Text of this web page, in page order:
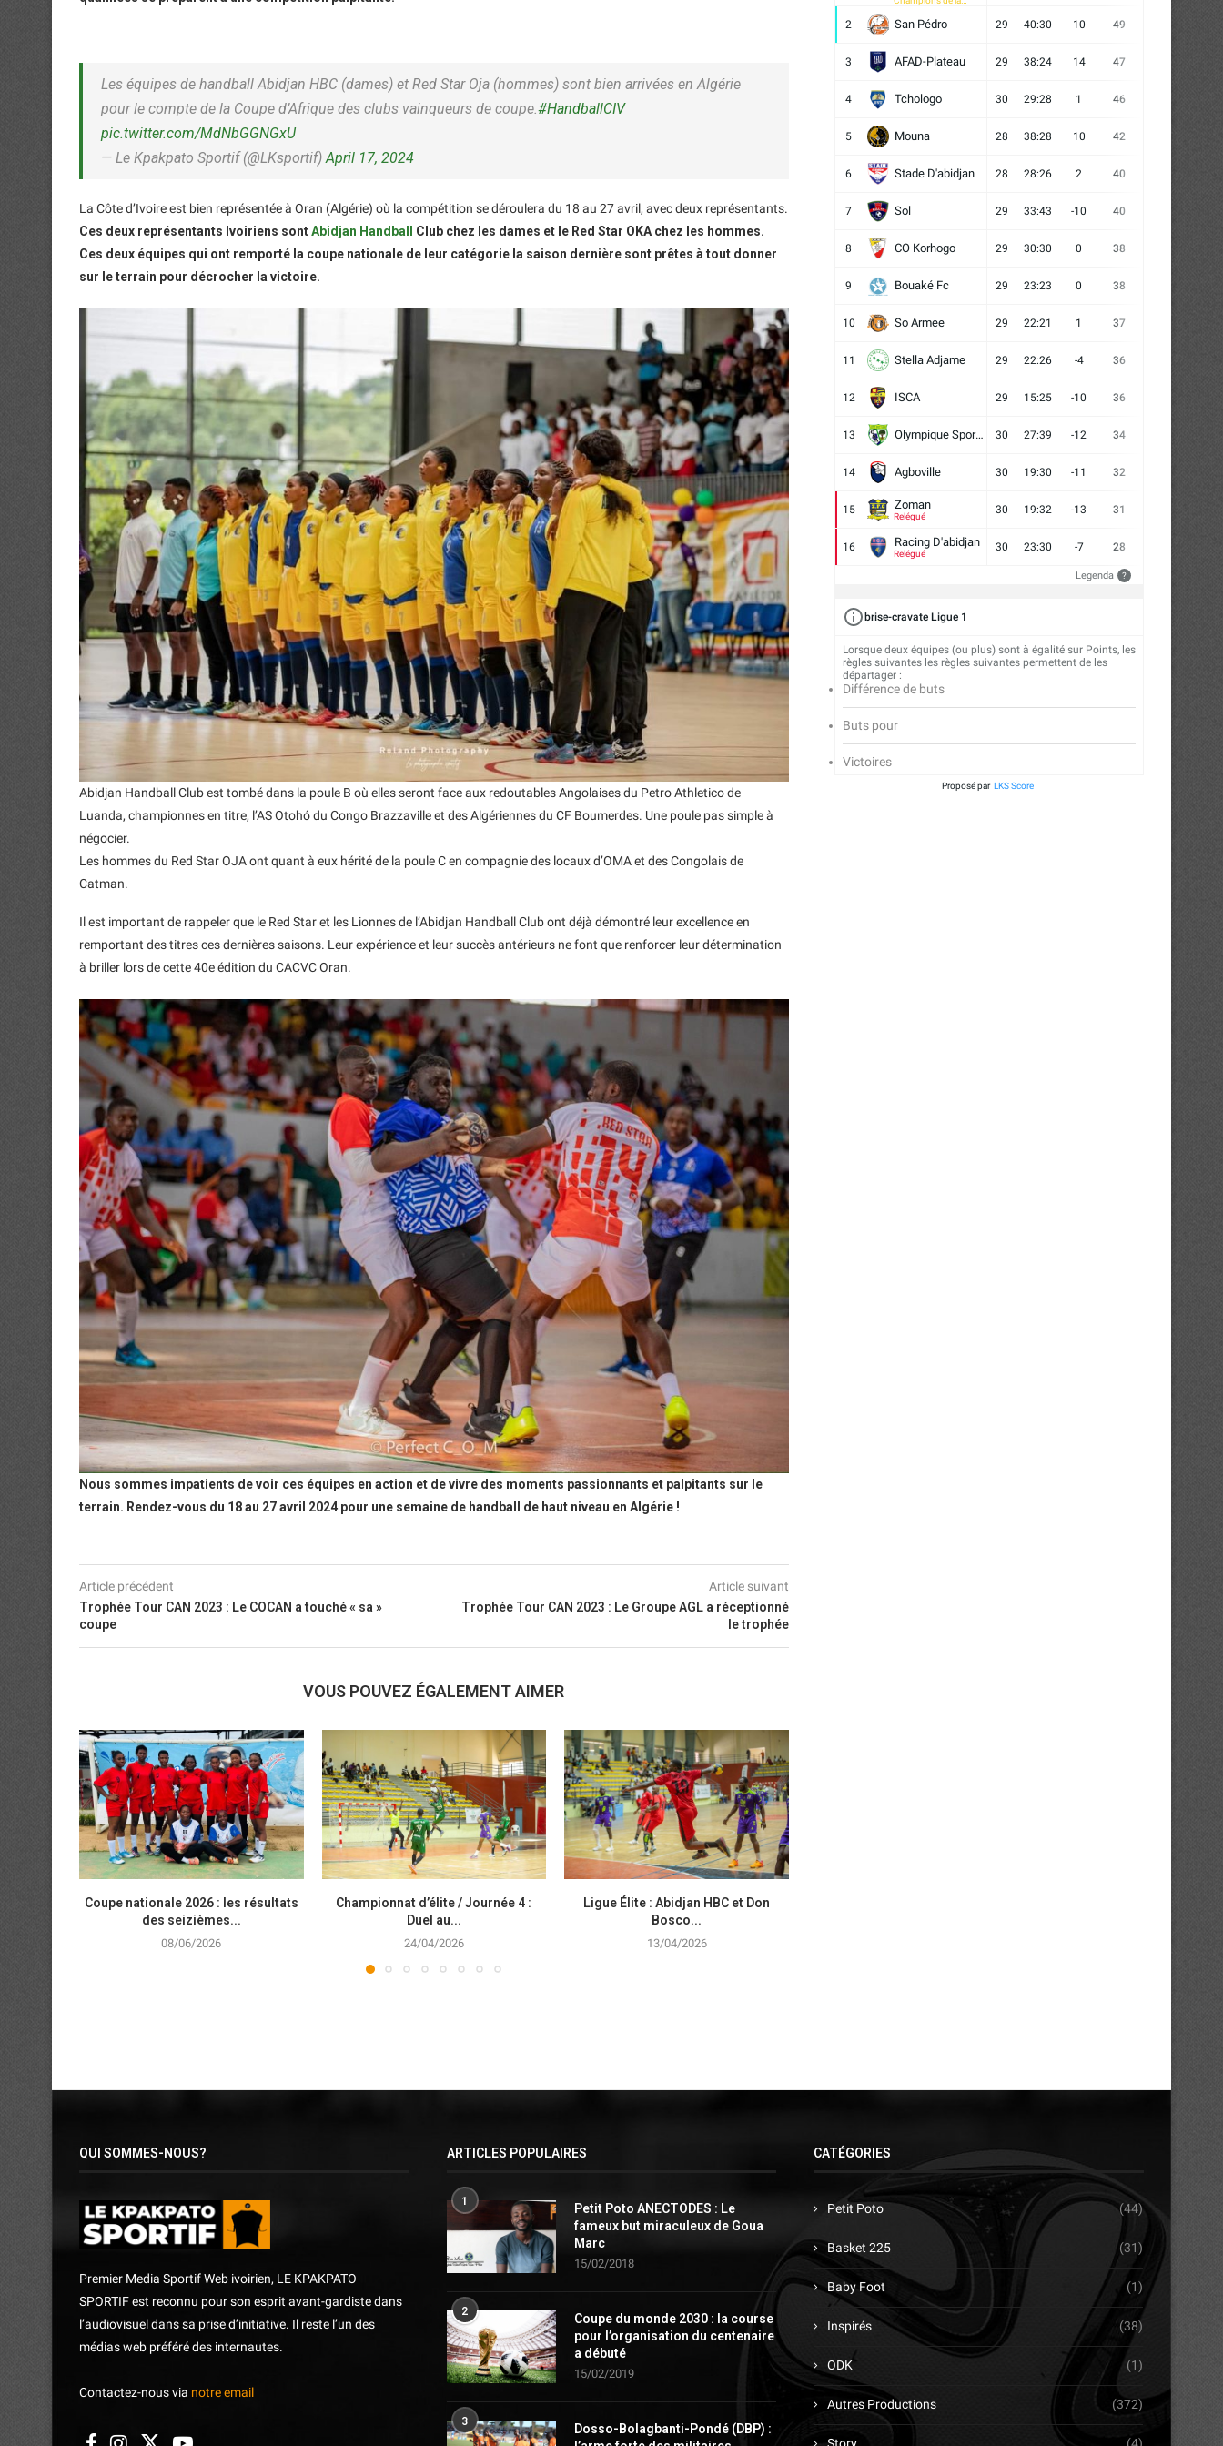
Les équipes de handball Abidjan HBC (dames) et Red Star Oja (hommes) sont bien arrivées en Algérie
pour le compte de la Coupe d’Afrique des clubs vainqueurs de coupe.#HandballCIV
pic.twitter.com/MdNbGGNGxU
— Le Kpakpato Sportif (@LKsportif)April 17, 2024
La Côte d’Ivoire est bien représentée à Oran (Algérie) où la compétition se déroulera du 18 au 27 avril, avec deux représentants.
Ces deux représentants Ivoiriens sontAbidjan Handball
Club chez les dames et le Red Star OKA chez les hommes.
Ces deux équipes qui ont remporté la coupe nationale de leur catégorie la saison dernière sont prêtes à tout donner
sur le terrain pour décrocher la victoire.
Abidjan Handball Club est tombé dans la poule B où elles seront face aux redoutables Angolaises du Petro Athletico de
Luanda, championnes en titre, l’AS Otohó du Congo Brazzaville et des Algériennes du CF Boumerdes. Une poule pas simple à
négocier.
Les hommes du Red Star OJA ont quant à eux hérité de la poule C en compagnie des locaux d’OMA et des Congolais de
Catman.
Il est important de rappeler que le Red Star et les Lionnes de l’Abidjan Handball Club ont déjà démontré leur excellence en
remportant des titres ces dernières saisons. Leur expérience et leur succès antérieurs ne font que renforcer leur détermination
à briller lors de cette 40e édition du CACVC Oran.
Nous sommes impatients de voir ces équipes en action et de vivre des moments passionnants et palpitants sur le
terrain. Rendez-vous du 18 au 27 avril 2024 pour une semaine de handball de haut niveau en Algérie !
Article précédent
Trophée Tour CAN 2023 : Le COCAN a touché « sa »
coupe
Article suivant
Trophée Tour CAN 2023 : Le Groupe AGL a réceptionné
le trophée
VOUS POUVEZ ÉGALEMENT AIMER
Coupe nationale 2026 : les résultats
des seizièmes...
08/06/2026
Championnat d’élite / Journée 4 :
Duel au...
24/04/2026
Ligue Élite : Abidjan HBC et Don
Bosco...
13/04/2026
2 San Pédro 29 40:30 10 49
3 AFAD-Plateau 29 38:24 14 47
4 Tchologo 30 29:28 1 46
5 Mouna 28 38:28 10 42
6 Stade D'abidjan 28 28:26 2 40
7 Sol 29 33:43 -10 40
8 CO Korhogo 29 30:30 0 38
9 Bouaké Fc 29 23:23 0 38
10 So Armee 29 22:21 1 37
11 Stella Adjame 29 22:26 -4 36
12 ISCA 29 15:25 -10 36
13 Olympique Sport d'Abobo FC 30 27:39 -12 34
14 Agboville 30 19:30 -11 32
15 Zoman
Relégué
30 19:32 -13 31
16 Racing D'abidjan
Relégué
30 23:30 -7 28
Legenda ?
brise-cravate Ligue 1
Lorsque deux équipes (ou plus) sont à égalité sur Points, les
règles suivantes les règles suivantes permettent de les
départager :
Différence de buts
Buts pour
Victoires
Proposé par LKS Score
QUI SOMMES-NOUS?
Premier Media Sportif Web ivoirien, LE KPAKPATO
SPORTIF est reconnu pour son esprit avant-gardiste dans
l’audiovisuel dans sa prise d’initiative. Il reste l’un des
médias web préféré des internautes.
Contactez-nous via notre email
ARTICLES POPULAIRES
1
Petit Poto ANECTODES : Le
fameux but miraculeux de Goua
Marc
15/02/2018
2
Coupe du monde 2030 : la course
pour l’organisation du centenaire
a débuté
15/02/2019
3
Dosso-Bolagbanti-Pondé (DBP) :
CATÉGORIES
Petit Poto (44)
Basket 225 (31)
Baby Foot (1)
Inspirés (38)
ODK (1)
Autres Productions (372)
Story (4)